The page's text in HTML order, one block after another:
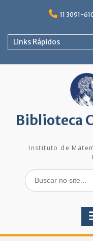
11 3091-
Links Rápidos
Biblioteca
Instituto de
Search
for: